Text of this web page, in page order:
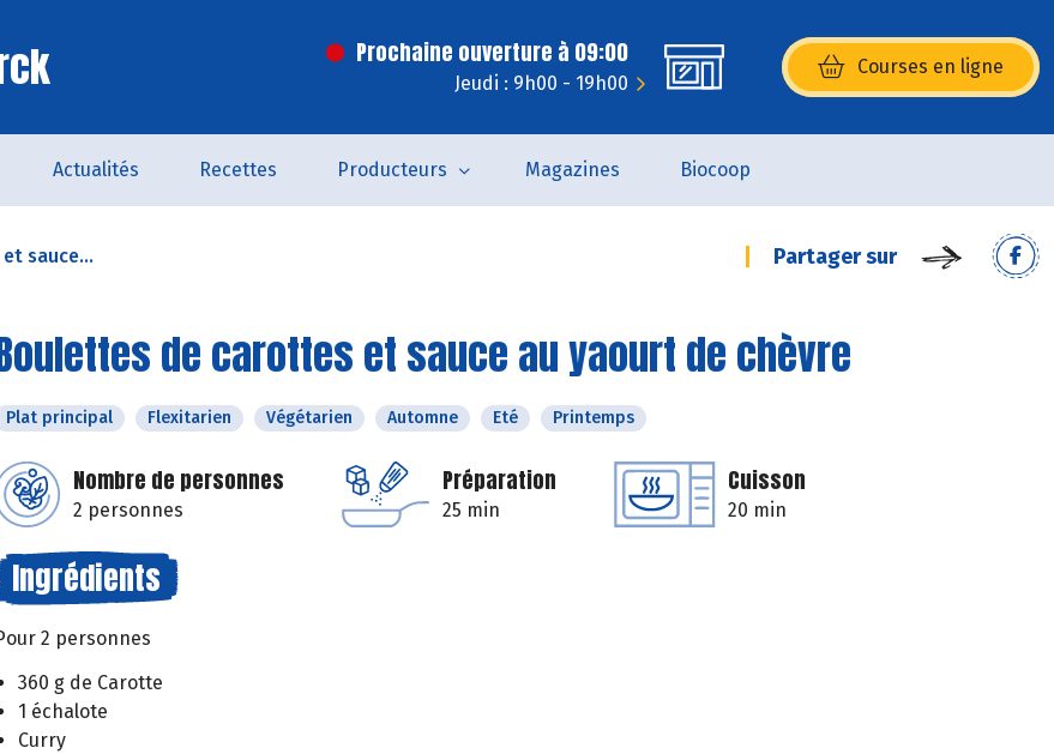
Prochaine ouverture à 09:00
Jeudi : 9h00 - 19h00
Courses en ligne
(s’ouvre dans une nouvelle
Actualités Recettes Producteurs Magazines Biocoop
sauce... Partager sur
de carottes et sauce au yaourt de chèvre
Plat principal Flexitarien Végétarien Automne Eté Printemps
Nombre de personnes
2 personnes
Préparation
25 min
Cuisson
20 min
Ingrédients
2 personnes
360 g de Carotte
1 échalote
Curry